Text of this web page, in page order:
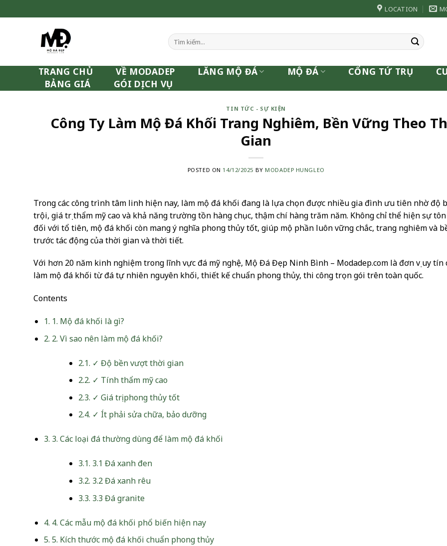
to
LOCATION
Tìm
kiếm:
TRANG CHỦ VỀ MODADEP LĂNG MỘ ĐÁ MỘ ĐÁ CỔNG TỨ TRỤ
BẢNG GIÁ
GÓI DỊCH VỤ
TIN TỨC - SỰ KIỆN
Công Ty Làm Mộ Đá Khối Trang Nghiêm, Bền Vững Theo
Gian
POSTED ON 14/12/2025 BY MODADEP HUNGLEO
Trong các công trình tâm linh hiện nay, làm mộ đá khối đang là lựa chọn được nhiều gia đình ưu tiên nhờ độ
trội, giá trị thẩm mỹ cao và khả năng trường tồn hàng chục, thậm chí hàng trăm năm. Không chỉ thể hiện sự
đối với tổ tiên, mộ đá khối còn mang ý nghĩa phong thủy tốt, giúp mộ phần luôn vững chắc, trang nghiêm và
trước tác động của thời gian và thời tiết.
Với hơn 20 năm kinh nghiệm trong lĩnh vực đá mỹ nghệ, Mộ Đá Đẹp Ninh Bình – Modadep.com là đơn vị uy tín
làm mộ đá khối từ đá tự nhiên nguyên khối, thiết kế chuẩn phong thủy, thi công trọn gói trên toàn quốc.
Contents
1. 1. Mộ đá khối là gì?
2. 2. Vì sao nên làm mộ đá khối?
2.1. ✓ Độ bền vượt thời gian
2.2. ✓ Tính thẩm mỹ cao
2.3. ✓ Giá trị phong thủy tốt
2.4. ✓ Ít phải sửa chữa, bảo dưỡng
3. 3. Các loại đá thường dùng để làm mộ đá khối
3.1. 3.1 Đá xanh đen
3.2. 3.2 Đá xanh rêu
3.3. 3.3 Đá granite
4. 4. Các mẫu mộ đá khối phổ biến hiện nay
5. 5. Kích thước mộ đá khối chuẩn phong thủy